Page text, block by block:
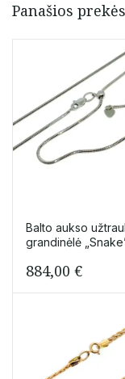
Panašios prekės
Balto aukso
grandinėlė
884,00 €